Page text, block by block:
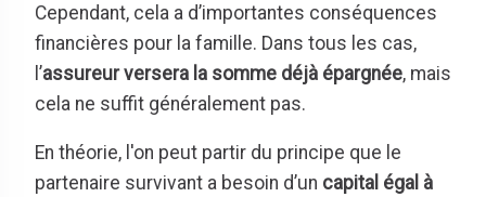
Cependant, cela a d’importantes conséquences
financières pour la famille. Dans tous les cas,
l’assureur versera la somme déjà épargnée, mais
cela ne suffit généralement pas.
En théorie, l'on peut partir du principe que le
partenaire survivant a besoin d’un capital égal à